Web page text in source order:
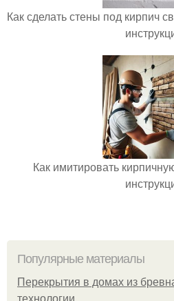
Как сделать стены под кирпич
Как имитировать
Популярные материалы
Перекрытия в домах из